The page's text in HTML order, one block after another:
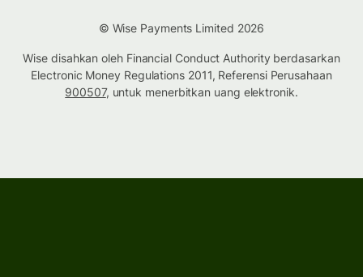
© Wise Payments Limited 2026
Wise disahkan oleh Financial Conduct Authority berdasarkan
Electronic Money Regulations 2011, Referensi Perusahaan
900507, untuk menerbitkan uang elektronik.